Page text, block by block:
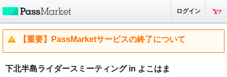
ログイン
【重要】PassMarketサービスの終了について
下北半島ライダースミーティング in よこはま